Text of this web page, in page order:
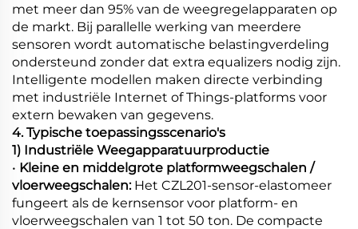
met meer dan 95% van de weegregelapparaten op
de markt. Bij parallelle werking van meerdere
sensoren wordt automatische belastingverdeling
ondersteund zonder dat extra equalizers nodig zijn.
Intelligente modellen maken directe verbinding
met industriële Internet of Things-platforms voor
extern bewaken van gegevens.
4. Typische toepassingsscenario's
1) Industriële Weegapparatuurproductie
• Kleine en middelgrote platformweegschalen /
vloerweegschalen: Het CZL201-sensor-elastomeer
fungeert als de kernsensor voor platform- en
vloerweegschalen van 1 tot 50 ton. De compacte